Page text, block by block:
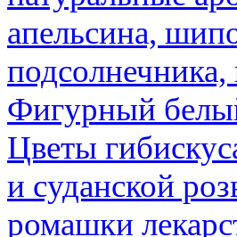
апельсина,
Фигурный
Цветы
и суданской
ромашки